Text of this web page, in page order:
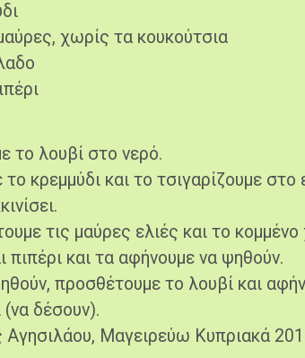
χωρίς τα κουκούτσια
το λουβί στο νερό.
κρεμμύδι και το τσιγαρίζουμε στο
τις μαύρες ελιές και το κομμένο
πιπέρι και τα αφήνουμε να ψηθούν.
προσθέτουμε το λουβί και
(να δέσουν).
Αγησιλάου, Μαγειρεύω Κυπριακά